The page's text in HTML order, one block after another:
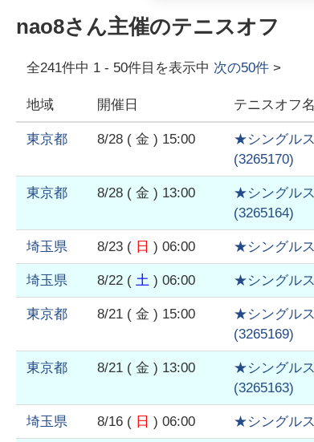
nao8さん主催のテニスオフ
全241件中 1 - 50件目を表示中 次の50件 >
地域 開催日 テニスオフ
東京都 8/28 ( 金 ) 15:00
★シングル
(3265170)
東京都 8/28 ( 金 ) 13:00
★シングル
(3265164)
埼玉県 8/23 ( 日 )06:00 ★シングル
埼玉県 8/22 (土 )06:00 ★シングル
東京都 8/21 ( 金 ) 15:00
★シングル
(3265169)
東京都 8/21 ( 金 ) 13:00
★シングル
(3265163)
埼玉県 8/16 ( 日 )06:00 ★シングル